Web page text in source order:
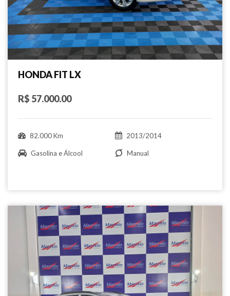
HONDA FIT LX
R$ 57.000.00
82.000 Km 2013/2014
Gasolina e Álcool Manual